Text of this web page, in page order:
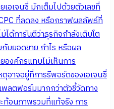
อเจนซี่ มักเต็มไปด้วยตัวเลขที่
ที่ลดลง หรือกราฟผลลัพธ์ที่
ได้การันตีว่าธุรกิจกำลังเติบโต
กับยอดขาย กำไร หรือผล
งค์กรแทบไม่เห็นการ
อาจอยู่ที่การรีพอร์ตของเอเจนซี่
ลตฟอร์มมากกว่าตัวชี้วัดทาง
ท้อนภาพรวมที่แท้จริง การ